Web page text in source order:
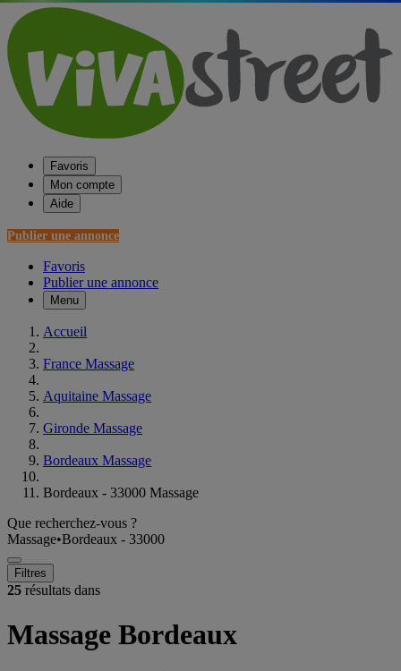
Favoris
Mon compte
Aide
Publier une annonce
Favoris
Publier une annonce
Menu
Accueil
France Massage
Aquitaine Massage
Gironde Massage
Bordeaux Massage
Bordeaux - 33000 Massage
Que recherchez-vous ?
Massage•Bordeaux - 33000
Filtres
25 résultats dans
Massage Bordeaux